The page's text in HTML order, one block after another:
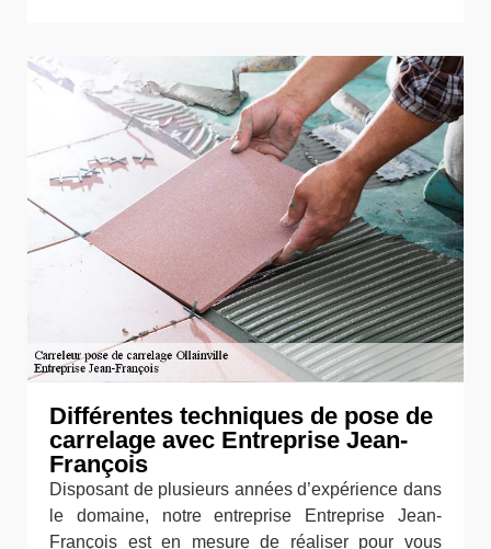
Différentes techniques de pose de
carrelage avec Entreprise Jean-
François
Disposant de plusieurs années d’expérience dans
le domaine, notre entreprise Entreprise Jean-
François est en mesure de réaliser pour vous